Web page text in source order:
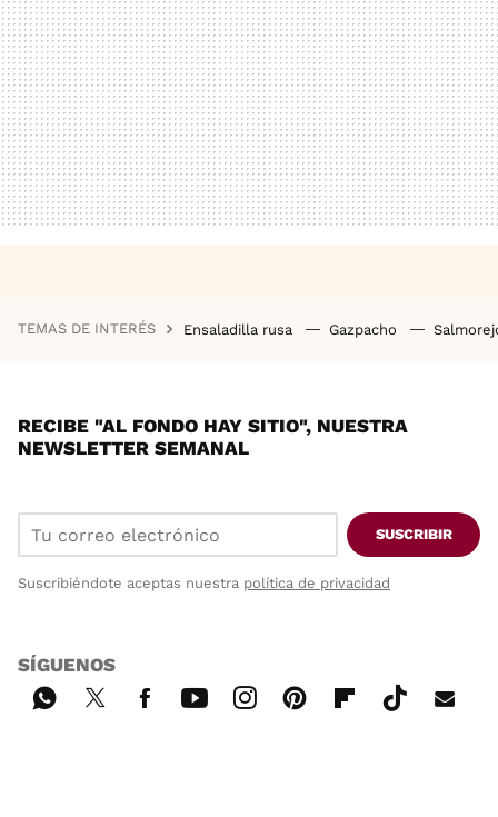
TEMAS DE INTERÉS Ensaladilla rusa Gazpacho
RECIBE "AL FONDO HAY SITIO", NUESTRA
NEWSLETTER SEMANAL
SUSCRIBIR
Suscribiéndote aceptas nuestra política de privacidad
SÍGUENOS